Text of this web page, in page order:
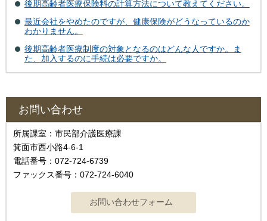
後期高齢者医療保険料の計算方法について教えてください。
最近会社をやめたのですが、健康保険がどうなっているのか
わかりません。
後期高齢者医療制度の対象となるのはどんな人ですか。ま
た、加入するのに手続は必要ですか。
お問い合わせ
所属課室：市民部介護医療課
箕面市西小路4‐6‐1
電話番号：072-724-6739
ファックス番号：072-724-6040